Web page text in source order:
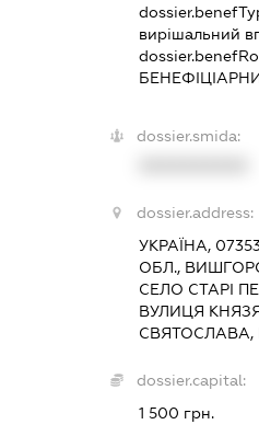
вирішальний
dossier.smida:
dossier.address:
УКРАЇНА,
ОБЛ.,
СЕЛО СТАРІ
ВУЛИЦЯ
СВЯТОСЛАВА,
dossier.capital:
1 500 грн.